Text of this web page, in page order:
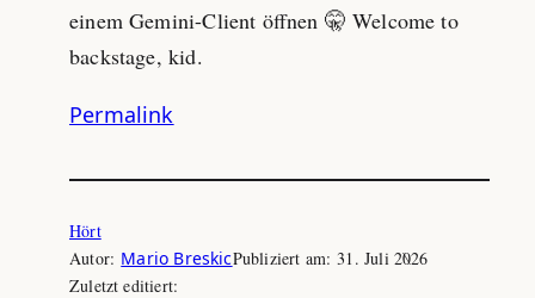
einem Gemini-Client öffnen 🤫 Welcome to
backstage, kid.
Permalink
Hört
Autor: Mario BreskicPubliziert am: 31. Juli 2026
Zuletzt editiert: